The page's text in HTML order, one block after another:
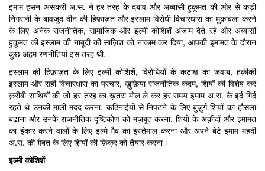
इमाम हसन असकरी अ.स. ने हर तरह के दबाव और अब्बासी हुकूमत की ओर से कड़ी
निगरानी के बावजूद दीन की हिफ़ाज़त और इस्लाम विरोधी विचारधारा का मुक़ाबला करने
के लिए अनेक राजनीतिक, सामाजिक और इल्मी कोशिशें अंजाम देते रहे और अब्बासी
हुकूमत की इस्लाम की नाबूदी की साज़िश को नाकाम कर दिया, आपकी इमामत के दौरान
कुछ अहम रणनीतियां इस तरह थीं.
इस्लाम की हिफ़ाज़त के लिए इल्मी कोशिशें, विरोधियों के कटाक्ष का जवाब, हक़ीक़ी
इस्लाम और सही विचारधारा का प्रचार, ख़ुफ़िया राजनीतिक क़दम, शियों की विशेष कर
क़रीबी साथियों की जो हर तरह का ख़तरा मोल ले कर हर समय इमाम अ.स. के इर्द गिर्द
रहते थे उनकी माली मदद करना, कठिनाईयों से निपटने के लिए बुज़ुर्ग शियों का हौसला
बढ़ाना और उनके राजनीतिक दृष्टिकोण को मज़बूत करना, शियों के अक़ीदों और इमामत
का इंकार करने वालों के लिए इल्मे ग़ैब का इस्तेमाल करना और अपने बेटे इमाम महदी
अ.स. की ग़ैबत के लिए शियों की फ़िक्र को तैयार करना।
इल्मी कोशिशें